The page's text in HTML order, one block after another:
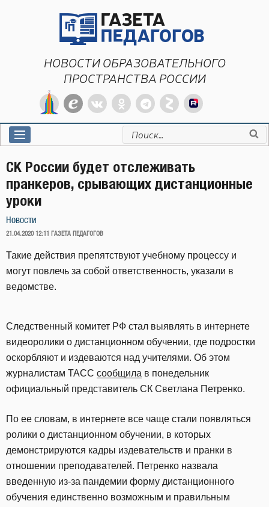
НОВОСТИ ОБРАЗОВАТЕЛЬНОГО
ПРОСТРАНСТВА РОССИИ
Искать:
СК России будет отслеживать
пранкеров, срывающих дистанционные
уроки
Новости
ОПУБЛИКОВАНО
21.04.2020 12:11 ГАЗЕТА ПЕДАГОГОВ
Такие действия препятствуют учебному процессу и
могут повлечь за собой ответственность, указали в
ведомстве.
Следственный комитет РФ стал выявлять в интернете
видеоролики о дистанционном обучении, где подростки
оскорбляют и издеваются над учителями. Об этом
журналистам ТАСС сообщила в понедельник
официальный представитель СК Светлана Петренко.
По ее словам, в интернете все чаще стали появляться
ролики о дистанционном обучении, в которых
демонстрируются кадры издевательств и пранки в
отношении преподавателей. Петренко назвала
введенную из-за пандемии форму дистанционного
обучения единственно возможным и правильным